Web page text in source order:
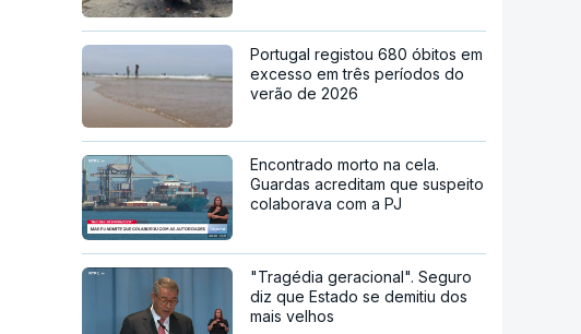
Portugal registou 680 óbitos em
excesso em três períodos do
verão de 2026
Encontrado morto na cela.
Guardas acreditam que suspeito
colaborava com a PJ
"Tragédia geracional". Seguro
diz que Estado se demitiu dos
mais velhos